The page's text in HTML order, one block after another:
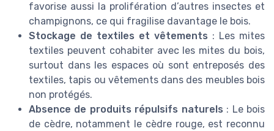
favorise aussi la prolifération d’autres insectes et
champignons, ce qui fragilise davantage le bois.
Stockage de textiles et vêtements : Les mites
textiles peuvent cohabiter avec les mites du bois,
surtout dans les espaces où sont entreposés des
textiles, tapis ou vêtements dans des meubles bois
non protégés.
Absence de produits répulsifs naturels : Le bois
de cèdre, notamment le cèdre rouge, est reconnu